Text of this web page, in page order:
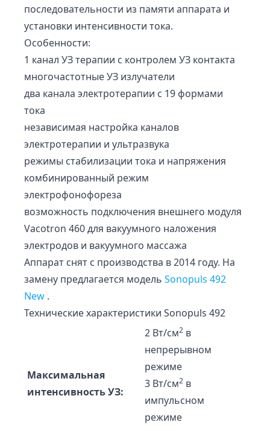
последовательности из памяти аппарата и
установки интенсивности тока.
Особенности:
1 канал УЗ терапии с контролем УЗ контакта
многочастотные УЗ излучатели
два канала электротерапии с 19 формами
тока
независимая настройка каналов
электротерапии и ультразвука
режимы стабилизации тока и напряжения
комбинированный режим
электрофонофореза
возможность подключения внешнего модуля
Vacotron 460 для вакуумного наложения
электродов и вакуумного массажа
Аппарат снят с производства в 2014 году. На
замену предлагается модель Sonopuls 492
New .
Технические характеристики Sonopuls 492
Максимальная
интенсивность УЗ:
2 Вт/см2 в
непрерывном
режиме
3 Вт/см2 в
импульсном
режиме